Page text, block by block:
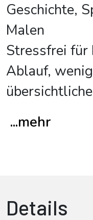
Geschichte,
Malen
Stressfrei für
Ablauf,
...mehr
Details